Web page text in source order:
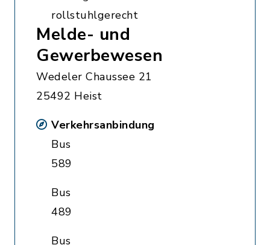
rollstuhlgerecht
Melde- und
Gewerbewesen
Wedeler Chaussee 21
25492 Heist
Verkehrsanbindung
Bus
589
Bus
489
Bus